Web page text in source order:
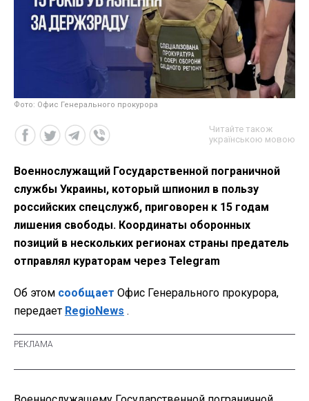
Фото: Офис Генерального прокурора
Читайте також
українською мовою
Военнослужащий Государственной пограничной
службы Украины, который шпионил в пользу
российских спецслужб, приговорен к 15 годам
лишения свободы. Координаты оборонных
позиций в нескольких регионах страны предатель
отправлял кураторам через Telegram
Об этом сообщает Офис Генерального прокурора,
передает RegioNews .